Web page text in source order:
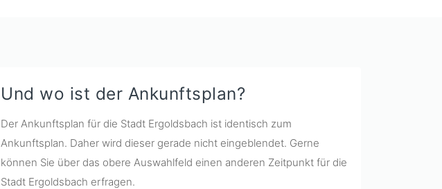
Und wo ist der Ankunftsplan?
Der Ankunftsplan für die Stadt Ergoldsbach ist identisch zum
Ankunftsplan. Daher wird dieser gerade nicht eingeblendet. Gerne
können Sie über das obere Auswahlfeld einen anderen Zeitpunkt für die
Stadt Ergoldsbach erfragen.